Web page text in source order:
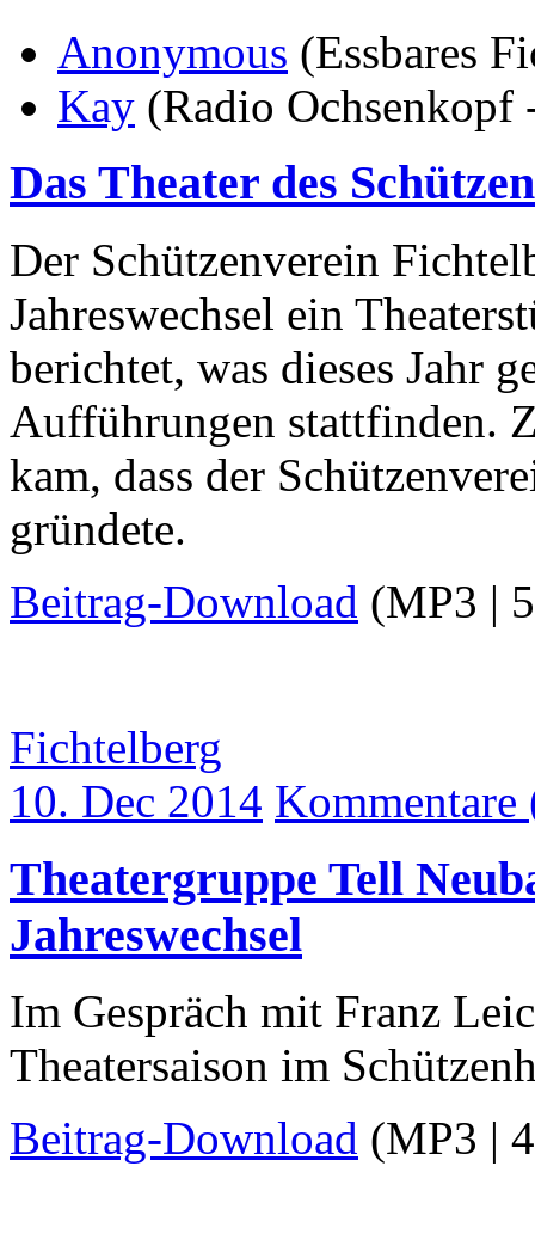
Anonymous (Essbares
Kay (Radio Ochsenkopf
Das Theater des
Der Schützenverein
Jahreswechsel ein
berichtet, was dieses Jahr
Aufführungen stattfinden.
kam, dass der
gründete.
Beitrag-Download (MP3 |
Fichtelberg
10. Dec 2014 Kommentare
Theatergruppe Tell
Jahreswechsel
Im Gespräch mit Franz
Theatersaison im
Beitrag-Download (MP3 |